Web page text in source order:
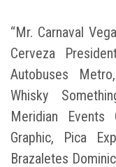
“Mr. Carnaval
Cerveza
Autobuses
Whisky
Meridian Events
Graphic, Pica
Brazaletes